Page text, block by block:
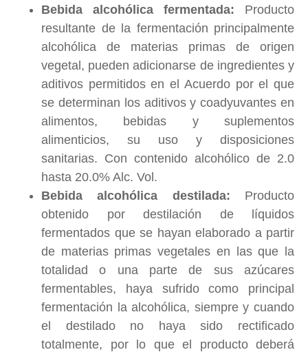
Bebida alcohólica fermentada: Producto
resultante de la fermentación principalmente
alcohólica de materias primas de origen
vegetal, pueden adicionarse de ingredientes y
aditivos permitidos en el Acuerdo por el que
se determinan los aditivos y coadyuvantes en
alimentos, bebidas y suplementos
alimenticios, su uso y disposiciones
sanitarias. Con contenido alcohólico de 2.0
hasta 20.0% Alc. Vol.
Bebida alcohólica destilada: Producto
obtenido por destilación de líquidos
fermentados que se hayan elaborado a partir
de materias primas vegetales en las que la
totalidad o una parte de sus azúcares
fermentables, haya sufrido como principal
fermentación la alcohólica, siempre y cuando
el destilado no haya sido rectificado
totalmente, por lo que el producto deberá